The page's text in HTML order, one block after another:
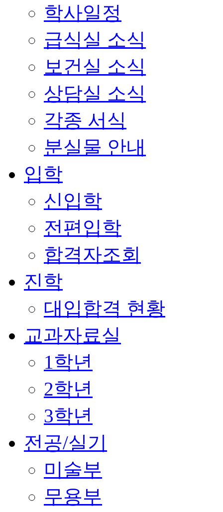
학사일정
급식실 소식
보건실 소식
상담실 소식
각종 서식
분실물 안내
입학
신입학
전편입학
합격자조회
진학
대입합격 현황
교과자료실
1학년
2학년
3학년
전공/실기
미술부
무용부